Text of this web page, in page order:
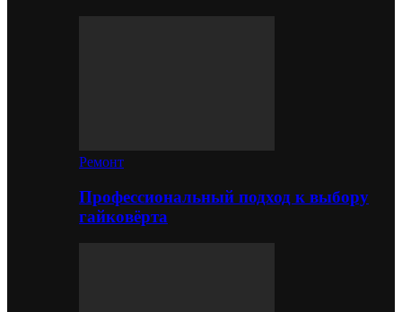
Ремонт
Профессиональный подход к выбору
гайковёрта